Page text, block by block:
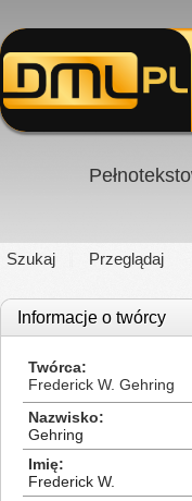
Szukaj Przeglądaj
Informacje o twórcy
Twórca
Frederick W. Gehring
Nazwisko
Gehring
Imię
Frederick W.